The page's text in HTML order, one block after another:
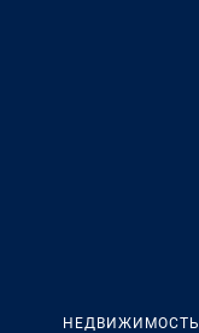
НЕДВИЖИМОСТЬ